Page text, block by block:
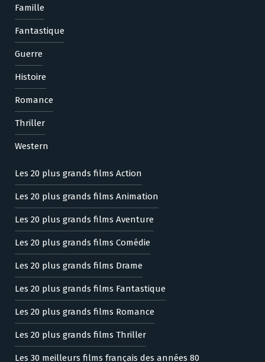
Famille
Fantastique
Guerre
Histoire
Romance
Thriller
Western
Les 20 plus grands films Action
Les 20 plus grands films Animation
Les 20 plus grands films Aventure
Les 20 plus grands films Comédie
Les 20 plus grands films Drame
Les 20 plus grands films Fantastique
Les 20 plus grands films Romance
Les 20 plus grands films Thriller
Les 30 meilleurs films français des années 80